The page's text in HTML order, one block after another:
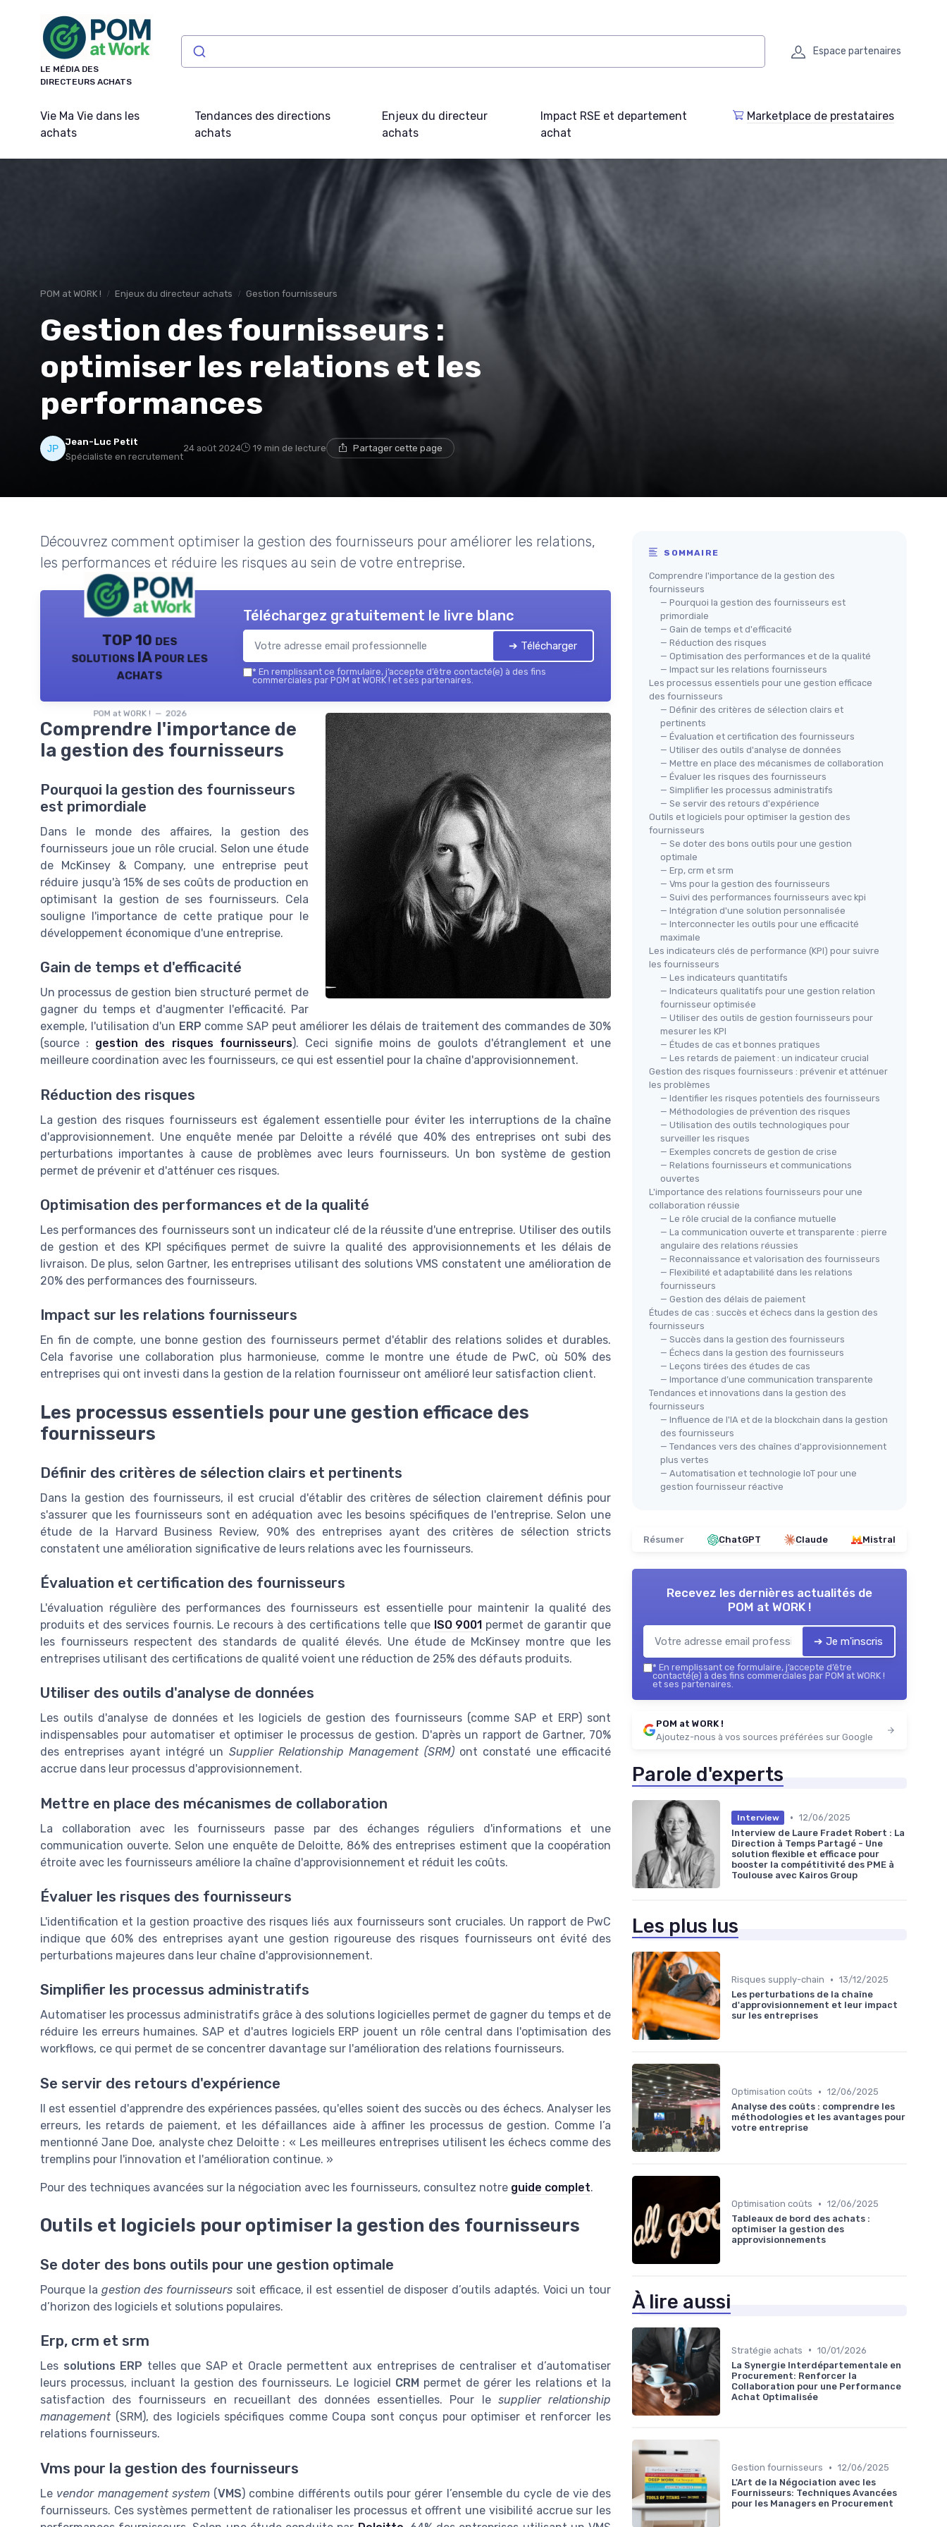
LE MÉDIA DES
DIRECTEURS ACHATS
Espace partenaires
Vie Ma Vie dans les
achats
Tendances des directions
achats
Enjeux du directeur
achats
Impact RSE et departement
achat
Marketplace de prestataires
POM at WORK ! Enjeux du directeur achats Gestion fournisseurs
Gestion des fournisseurs :
optimiser les relations et les
performances
Jean-Luc Petit
Spécialiste en recrutement
24 août 2024 19 min de lecture Partager cette page
Découvrez comment optimiser la gestion des fournisseurs pour améliorer les relations,
les performances et réduire les risques au sein de votre entreprise.
TOP 10 des
solutions IA pour les
achats
POM at WORK ! — 2026
Téléchargez gratuitement le livre blanc
➔ Télécharger
* En remplissant ce formulaire, j’accepte d’être contacté(e) à des fins
commerciales par POM at WORK ! et ses partenaires.
Comprendre l'importance de
la gestion des fournisseurs
Pourquoi la gestion des fournisseurs
est primordiale
Dans le monde des affaires, la gestion des
fournisseurs joue un rôle crucial. Selon une étude
de McKinsey & Company, une entreprise peut
réduire jusqu'à 15% de ses coûts de production en
optimisant la gestion de ses fournisseurs. Cela
souligne l'importance de cette pratique pour le
développement économique d'une entreprise.
Gain de temps et d'efficacité
Un processus de gestion bien structuré permet de
gagner du temps et d'augmenter l'efficacité. Par
exemple, l'utilisation d'un ERP comme SAP peut améliorer les délais de traitement des commandes de 30%
(source : gestion des risques fournisseurs). Ceci signifie moins de goulots d'étranglement et une
meilleure coordination avec les fournisseurs, ce qui est essentiel pour la chaîne d'approvisionnement.
Réduction des risques
La gestion des risques fournisseurs est également essentielle pour éviter les interruptions de la chaîne
d'approvisionnement. Une enquête menée par Deloitte a révélé que 40% des entreprises ont subi des
perturbations importantes à cause de problèmes avec leurs fournisseurs. Un bon système de gestion
permet de prévenir et d'atténuer ces risques.
Optimisation des performances et de la qualité
Les performances des fournisseurs sont un indicateur clé de la réussite d'une entreprise. Utiliser des outils
de gestion et des KPI spécifiques permet de suivre la qualité des approvisionnements et les délais de
livraison. De plus, selon Gartner, les entreprises utilisant des solutions VMS constatent une amélioration de
20% des performances des fournisseurs.
Impact sur les relations fournisseurs
En fin de compte, une bonne gestion des fournisseurs permet d'établir des relations solides et durables.
Cela favorise une collaboration plus harmonieuse, comme le montre une étude de PwC, où 50% des
entreprises qui ont investi dans la gestion de la relation fournisseur ont amélioré leur satisfaction client.
Les processus essentiels pour une gestion efficace des
fournisseurs
Définir des critères de sélection clairs et pertinents
Dans la gestion des fournisseurs, il est crucial d'établir des critères de sélection clairement définis pour
s'assurer que les fournisseurs sont en adéquation avec les besoins spécifiques de l'entreprise. Selon une
étude de la Harvard Business Review, 90% des entreprises ayant des critères de sélection stricts
constatent une amélioration significative de leurs relations avec les fournisseurs.
Évaluation et certification des fournisseurs
L'évaluation régulière des performances des fournisseurs est essentielle pour maintenir la qualité des
produits et des services fournis. Le recours à des certifications telle que ISO 9001 permet de garantir que
les fournisseurs respectent des standards de qualité élevés. Une étude de McKinsey montre que les
entreprises utilisant des certifications de qualité voient une réduction de 25% des défauts produits.
Utiliser des outils d'analyse de données
Les outils d'analyse de données et les logiciels de gestion des fournisseurs (comme SAP et ERP) sont
indispensables pour automatiser et optimiser le processus de gestion. D'après un rapport de Gartner, 70%
des entreprises ayant intégré un Supplier Relationship Management (SRM)ont constaté une efficacité
accrue dans leur processus d'approvisionnement.
Mettre en place des mécanismes de collaboration
La collaboration avec les fournisseurs passe par des échanges réguliers d'informations et une
communication ouverte. Selon une enquête de Deloitte, 86% des entreprises estiment que la coopération
étroite avec les fournisseurs améliore la chaîne d'approvisionnement et réduit les coûts.
Évaluer les risques des fournisseurs
L'identification et la gestion proactive des risques liés aux fournisseurs sont cruciales. Un rapport de PwC
indique que 60% des entreprises ayant une gestion rigoureuse des risques fournisseurs ont évité des
perturbations majeures dans leur chaîne d'approvisionnement.
Simplifier les processus administratifs
Automatiser les processus administratifs grâce à des solutions logicielles permet de gagner du temps et de
réduire les erreurs humaines. SAP et d'autres logiciels ERP jouent un rôle central dans l'optimisation des
workflows, ce qui permet de se concentrer davantage sur l'amélioration des relations fournisseurs.
Se servir des retours d'expérience
Il est essentiel d'apprendre des expériences passées, qu'elles soient des succès ou des échecs. Analyser les
erreurs, les retards de paiement, et les défaillances aide à affiner les processus de gestion. Comme l’a
mentionné Jane Doe, analyste chez Deloitte : « Les meilleures entreprises utilisent les échecs comme des
tremplins pour l'innovation et l'amélioration continue. »
Pour des techniques avancées sur la négociation avec les fournisseurs, consultez notre guide complet.
Outils et logiciels pour optimiser la gestion des fournisseurs
Se doter des bons outils pour une gestion optimale
Pourque la gestion des fournisseurs soit efficace, il est essentiel de disposer d’outils adaptés. Voici un tour
d’horizon des logiciels et solutions populaires.
Erp, crm et srm
Les solutions ERP telles que SAP et Oracle permettent aux entreprises de centraliser et d’automatiser
leurs processus, incluant la gestion des fournisseurs. Le logiciel CRM permet de gérer les relations et la
satisfaction des fournisseurs en recueillant des données essentielles. Pour le supplier relationship
management(SRM), des logiciels spécifiques comme Coupa sont conçus pour optimiser et renforcer les
relations fournisseurs.
Vms pour la gestion des fournisseurs
Le vendor management system(VMS) combine différents outils pour gérer l’ensemble du cycle de vie des
fournisseurs. Ces systèmes permettent de rationaliser les processus et offrent une visibilité accrue sur les
SOMMAIRE
Comprendre l'importance de la gestion des
fournisseurs
— Pourquoi la gestion des fournisseurs est
primordiale
— Gain de temps et d'efficacité
— Réduction des risques
— Optimisation des performances et de la qualité
— Impact sur les relations fournisseurs
Les processus essentiels pour une gestion efficace
des fournisseurs
— Définir des critères de sélection clairs et
pertinents
— Évaluation et certification des fournisseurs
— Utiliser des outils d'analyse de données
— Mettre en place des mécanismes de collaboration
— Évaluer les risques des fournisseurs
— Simplifier les processus administratifs
— Se servir des retours d'expérience
Outils et logiciels pour optimiser la gestion des
fournisseurs
— Se doter des bons outils pour une gestion
optimale
— Erp, crm et srm
— Vms pour la gestion des fournisseurs
— Suivi des performances fournisseurs avec kpi
— Intégration d'une solution personnalisée
— Interconnecter les outils pour une efficacité
maximale
Les indicateurs clés de performance (KPI) pour suivre
les fournisseurs
— Les indicateurs quantitatifs
— Indicateurs qualitatifs pour une gestion relation
fournisseur optimisée
— Utiliser des outils de gestion fournisseurs pour
mesurer les KPI
— Études de cas et bonnes pratiques
— Les retards de paiement : un indicateur crucial
Gestion des risques fournisseurs : prévenir et atténuer
les problèmes
— Identifier les risques potentiels des fournisseurs
— Méthodologies de prévention des risques
— Utilisation des outils technologiques pour
surveiller les risques
— Exemples concrets de gestion de crise
— Relations fournisseurs et communications
ouvertes
L'importance des relations fournisseurs pour une
collaboration réussie
— Le rôle crucial de la confiance mutuelle
— La communication ouverte et transparente : pierre
angulaire des relations réussies
— Reconnaissance et valorisation des fournisseurs
— Flexibilité et adaptabilité dans les relations
fournisseurs
— Gestion des délais de paiement
Études de cas : succès et échecs dans la gestion des
fournisseurs
— Succès dans la gestion des fournisseurs
— Échecs dans la gestion des fournisseurs
— Leçons tirées des études de cas
— Importance d’une communication transparente
Tendances et innovations dans la gestion des
fournisseurs
— Influence de l'IA et de la blockchain dans la gestion
des fournisseurs
— Tendances vers des chaînes d'approvisionnement
plus vertes
— Automatisation et technologie IoT pour une
gestion fournisseur réactive
Résumer ChatGPT Claude Mistral
Recevez les dernières actualités de
POM at WORK !
➔ Je m'inscris
* En remplissant ce formulaire, j’accepte d’être
contacté(e) à des fins commerciales par POM at WORK !
et ses partenaires.
POM at WORK !
Ajoutez-nous à vos sources préférées sur Google
Parole d'experts
Interview • 12/06/2025
Interview de Laure Fradet Robert : La
Direction à Temps Partagé - Une
solution flexible et efficace pour
booster la compétitivité des PME à
Toulouse avec Kairos Group
Les plus lus
Risques supply-chain • 13/12/2025
Les perturbations de la chaîne
d'approvisionnement et leur impact
sur les entreprises
Optimisation coûts • 12/06/2025
Analyse des coûts : comprendre les
méthodologies et les avantages pour
votre entreprise
Optimisation coûts • 12/06/2025
Tableaux de bord des achats :
optimiser la gestion des
approvisionnements
À lire aussi
Stratégie achats • 10/01/2026
La Synergie Interdépartementale en
Procurement: Renforcer la
Collaboration pour une Performance
Achat Optimalisée
Gestion fournisseurs • 12/06/2025
L'Art de la Négociation avec les
Fournisseurs: Techniques Avancées
pour les Managers en Procurement